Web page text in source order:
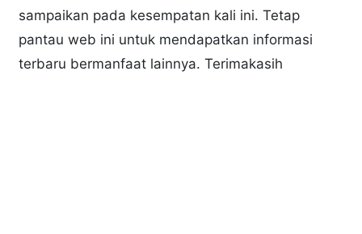
sampaikan pada kesempatan kali ini. Tetap
pantau web ini untuk mendapatkan informasi
terbaru bermanfaat lainnya. Terimakasih